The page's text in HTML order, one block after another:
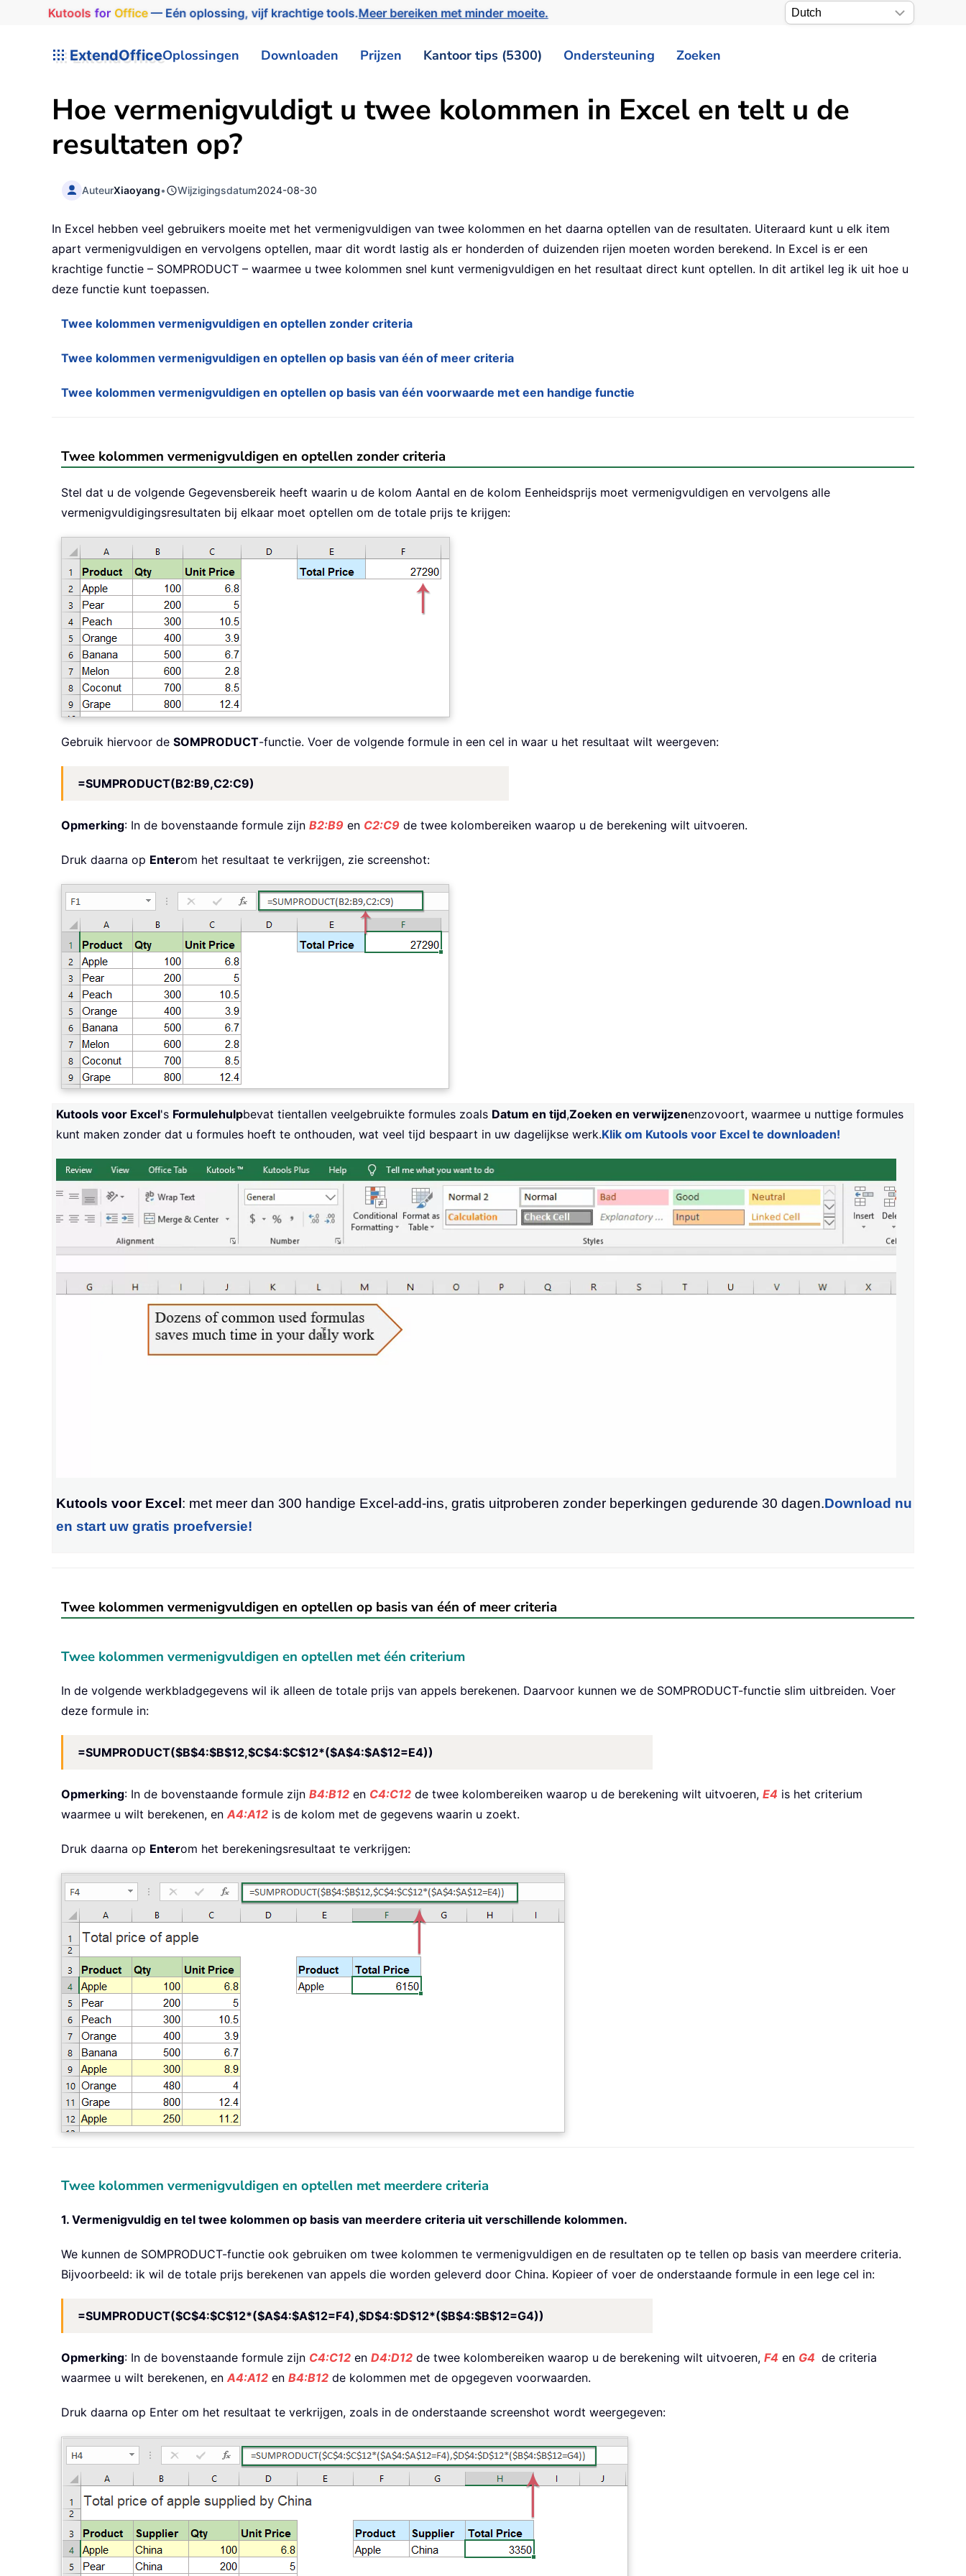
Kutools for Office— Eén oplossing, vijf krachtige tools.Meer bereiken met minder moeite.
ExtendOfficeOplossingen Downloaden Prijzen Kantoor tips (5300) Ondersteuning Zoeken
Hoe vermenigvuldigt u twee kolommen in Excel en telt u de
resultaten op?
AuteurXiaoyang• Wijzigingsdatum2024-08-30
In Excel hebben veel gebruikers moeite met het vermenigvuldigen van twee kolommen en het daarna optellen van de resultaten. Uiteraard kunt u elk item
apart vermenigvuldigen en vervolgens optellen, maar dit wordt lastig als er honderden of duizenden rijen moeten worden berekend. In Excel is er een
krachtige functie – SOMPRODUCT – waarmee u twee kolommen snel kunt vermenigvuldigen en het resultaat direct kunt optellen. In dit artikel leg ik uit hoe u
deze functie kunt toepassen.
Twee kolommen vermenigvuldigen en optellen zonder criteria
Twee kolommen vermenigvuldigen en optellen op basis van één of meer criteria
Twee kolommen vermenigvuldigen en optellen op basis van één voorwaarde met een handige functie
Twee kolommen vermenigvuldigen en optellen zonder criteria
Stel dat u de volgende Gegevensbereik heeft waarin u de kolom Aantal en de kolom Eenheidsprijs moet vermenigvuldigen en vervolgens alle
vermenigvuldigingsresultaten bij elkaar moet optellen om de totale prijs te krijgen:
Gebruik hiervoor de SOMPRODUCT-functie. Voer de volgende formule in een cel in waar u het resultaat wilt weergeven:
=SUMPRODUCT(B2:B9,C2:C9)
Opmerking: In de bovenstaande formule zijn B2:B9 en C2:C9 de twee kolombereiken waarop u de berekening wilt uitvoeren.
Druk daarna op Enterom het resultaat te verkrijgen, zie screenshot:
Kutools voor Excel's Formulehulpbevat tientallen veelgebruikte formules zoals Datum en tijd,Zoeken en verwijzenenzovoort, waarmee u nuttige formules
kunt maken zonder dat u formules hoeft te onthouden, wat veel tijd bespaart in uw dagelijkse werk.Klik om Kutools voor Excel te downloaden!
Kutools voor Excel : met meer dan 300 handige Excel-add-ins, gratis uitproberen zonder beperkingen gedurende 30 dagen.Download nu
en start uw gratis proefversie!
Twee kolommen vermenigvuldigen en optellen op basis van één of meer criteria
Twee kolommen vermenigvuldigen en optellen met één criterium
In de volgende werkbladgegevens wil ik alleen de totale prijs van appels berekenen. Daarvoor kunnen we de SOMPRODUCT-functie slim uitbreiden. Voer
deze formule in:
=SUMPRODUCT($B$4:$B$12,$C$4:$C$12*($A$4:$A$12=E4))
Opmerking: In de bovenstaande formule zijn B4:B12 en C4:C12 de twee kolombereiken waarop u de berekening wilt uitvoeren, E4 is het criterium
waarmee u wilt berekenen, en A4:A12 is de kolom met de gegevens waarin u zoekt.
Druk daarna op Enterom het berekeningsresultaat te verkrijgen:
Twee kolommen vermenigvuldigen en optellen met meerdere criteria
1. Vermenigvuldig en tel twee kolommen op basis van meerdere criteria uit verschillende kolommen.
We kunnen de SOMPRODUCT-functie ook gebruiken om twee kolommen te vermenigvuldigen en de resultaten op te tellen op basis van meerdere criteria.
Bijvoorbeeld: ik wil de totale prijs berekenen van appels die worden geleverd door China. Kopieer of voer de onderstaande formule in een lege cel in:
=SUMPRODUCT($C$4:$C$12*($A$4:$A$12=F4),$D$4:$D$12*($B$4:$B$12=G4))
Opmerking: In de bovenstaande formule zijn C4:C12 en D4:D12 de twee kolombereiken waarop u de berekening wilt uitvoeren, F4 en G4 de criteria
waarmee u wilt berekenen, en A4:A12 en B4:B12 de kolommen met de opgegeven voorwaarden.
Druk daarna op Enter om het resultaat te verkrijgen, zoals in de onderstaande screenshot wordt weergegeven: